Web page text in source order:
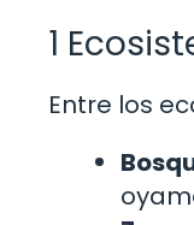
1
Entre los